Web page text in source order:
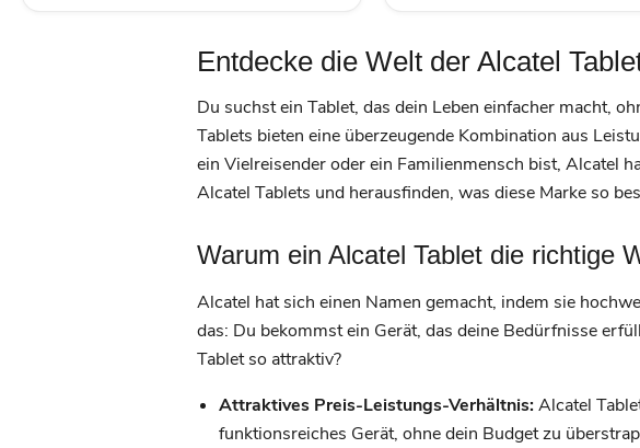
Entdecke die Welt der Alcatel
Du suchst ein Tablet, das dein Leben einfacher macht,
Tablets bieten eine überzeugende Kombination aus
ein Vielreisender oder ein Familienmensch bist, Alcatel
Alcatel Tablets und herausfinden, was diese Marke so
Warum ein Alcatel Tablet die richtige
Alcatel hat sich einen Namen gemacht, indem sie
das: Du bekommst ein Gerät, das deine Bedürfnisse
Tablet so attraktiv?
Attraktives Preis-Leistungs-Verhältnis:Alcatel
funktionsreiches Gerät, ohne dein Budget zu